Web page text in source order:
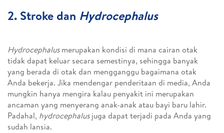
2. Stroke dan Hydrocephalus
Hydrocephalusmerupakan kondisi di mana cairan otak
tidak dapat keluar secara semestinya, sehingga banyak
yang berada di otak dan mengganggu bagaimana otak
Anda bekerja. Jika mendengar penderitaan di media, Anda
mungkin hanya mengira kalau penyakit ini merupakan
ancaman yang menyerang anak-anak atau bayi baru lahir.
Padahal, hydrocephalusjuga dapat terjadi pada Anda yang
sudah lansia.